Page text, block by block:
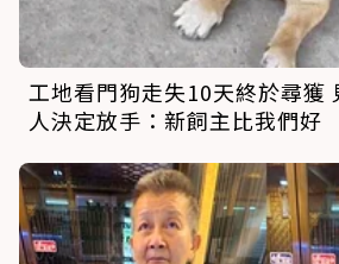
工地看門狗走失10天終於尋獲
人決定放手：新飼主比我們好